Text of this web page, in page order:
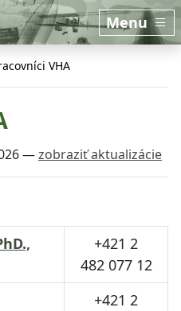
Menu
VHA
—zobraziť aktualizácie
+421 2
482 077 12
+421 2